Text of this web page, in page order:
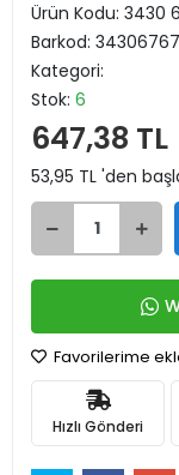
Ürün Kodu: 3430
Barkod:
Kategori:
Stok: 6
647,38 TL
53,95 TL 'den
Favorilerime
Hızlı Gönderi